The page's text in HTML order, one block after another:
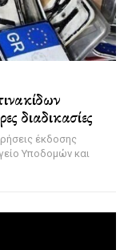
διαδικασίες
έκδοσης
Υποδομών και